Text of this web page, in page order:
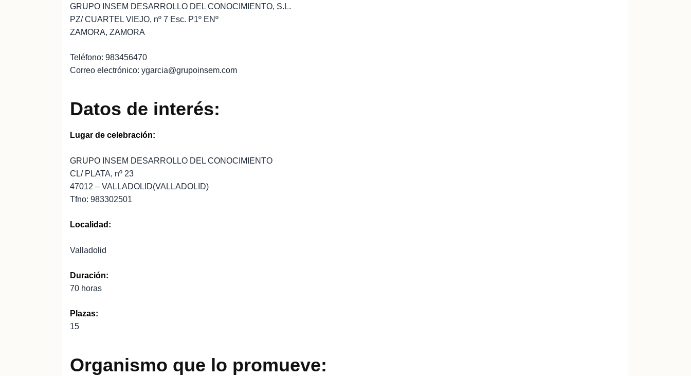
GRUPO INSEM DESARROLLO DEL CONOCIMIENTO, S.L.
PZ/ CUARTEL VIEJO, nº 7 Esc. P1º ENº
ZAMORA, ZAMORA
Teléfono: 983456470
Correo electrónico: ygarcia@grupoinsem.com
Datos de interés:
Lugar de celebración:
GRUPO INSEM DESARROLLO DEL CONOCIMIENTO
CL/ PLATA, nº 23
47012 – VALLADOLID(VALLADOLID)
Tfno: 983302501
Localidad:
Valladolid
Duración:
70 horas
Plazas:
15
Organismo que lo promueve: